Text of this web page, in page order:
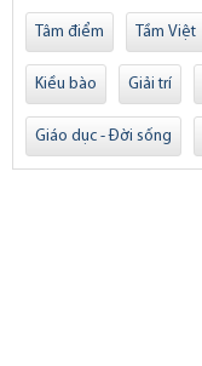
Tâm điểm Tầm Việt
Kiều bào Giải trí
Giáo dục - Đời sống